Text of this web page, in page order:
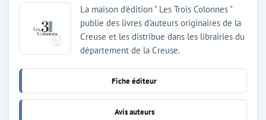
La maison d'édition " Les Trois Colonnes "
publie des livres d'auteurs originaires de la
Creuse et les distribue dans les librairies du
département de la Creuse.
Fiche éditeur
Avis auteurs